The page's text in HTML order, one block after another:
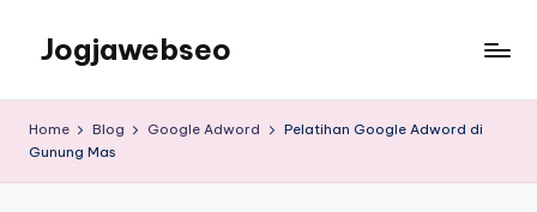
Jogjawebseo
Home Blog Google Adword
Pelatihan Google Adword di
Gunung Mas